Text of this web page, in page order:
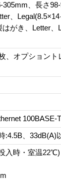
、長さ
、
がき、Letter
、オプション
100BASE-
:4.5B、33dB(A)
入時・室温22℃)